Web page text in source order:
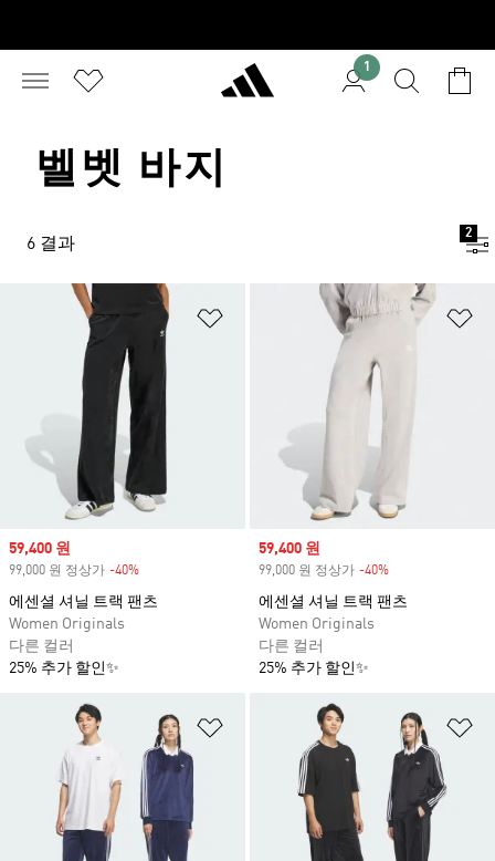
1
벨벳 바지
6 결과
2
위시리스트 담기
Sale price
59,400 원
99,000 원 정상가 -40%
에센셜 셔닐 트랙 팬츠
Women Originals
다른 컬러
25% 추가 할인✨
Sale price
59,400 원
99,000 원 정상가 -40%
에센셜 셔닐 트랙 팬츠
Women Originals
다른 컬러
25% 추가 할인✨
위시리스트 담기